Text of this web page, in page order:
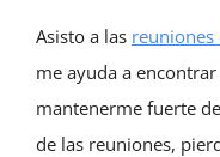
Asisto a las reuniones
me ayuda a
mantenerme fuerte
de las reuniones,